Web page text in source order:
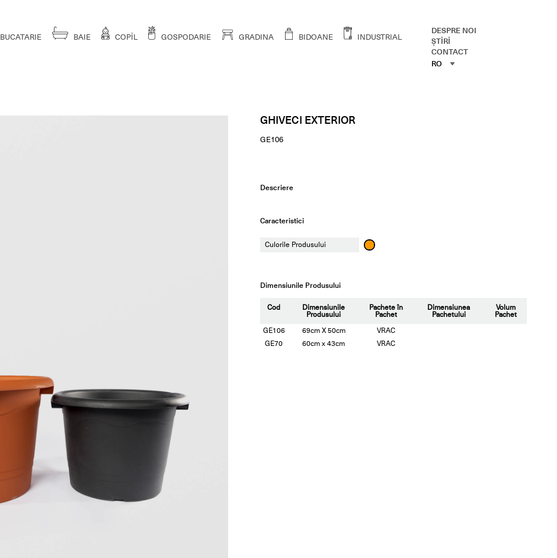
BUCATARIE BAIE COPİL GOSPODARIE GRADINA BIDOANE INDUSTRIAL
DESPRE NOI
ŞTİRİ
CONTACT
RO
GHIVECI EXTERIOR
GE106
Descriere
Caracteristici
Culorile Produsului
Dimensiunile Produsului
Cod Dimensiunile
Produsului
Pachete în
Pachet
Dimensiunea
Pachetului
Volum
Pachet
GE106
69cm X 50cm
VRAC
GE70
60cm x 43cm VRAC